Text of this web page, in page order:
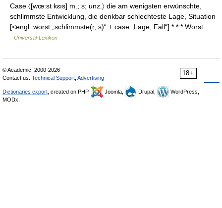
Case 〈[wœ:st kɛıs] m.; s; unz.〉 die am wenigsten erwünschte,
schlimmste Entwicklung, die denkbar schlechteste Lage, Situation
[<engl. worst „schlimmste(r, s)“ + case „Lage, Fall“] * * * Worst… …
Universal-Lexikon
18+
© Academic, 2000-2026
Contact us: Technical Support Advertising
Dictionaries export , created on PHP, Joomla, Drupal,
WordPress,
MODx.